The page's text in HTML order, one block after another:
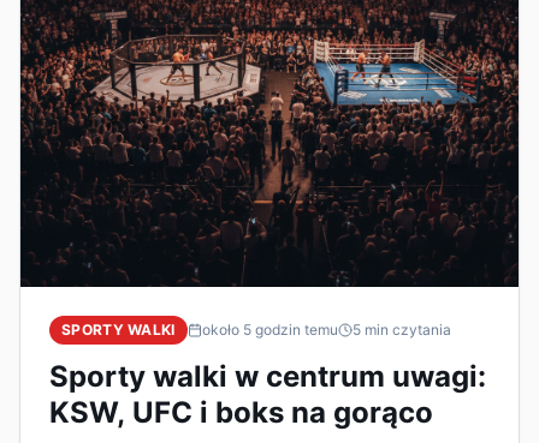
SPORTY WALKI około 5 godzin temu 5min czytania
Sporty walki w centrum uwagi:
KSW, UFC i boks na gorąco